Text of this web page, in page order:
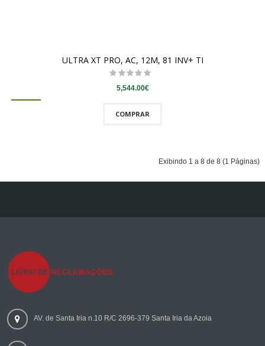
ULTRA XT PRO, AC, 12M, 81 INV+ TI
5,544.00€
COMPRAR
Exibindo 1 a 8 de 8 (1 Páginas)
AV. de Santa Iria n.10 R/C 2696-379 Santa Iria da Azoia